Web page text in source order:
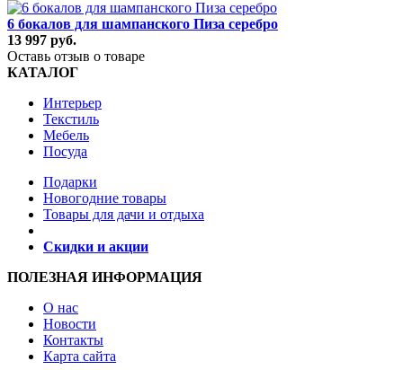
6 бокалов для шампанcкого Пиза серебро
13 997 руб.
Оставь отзыв о товаре
КАТАЛОГ
Интерьер
Текстиль
Мебель
Посуда
Подарки
Новогодние товары
Товары для дачи и отдыха
Скидки и акции
ПОЛЕЗНАЯ ИНФОРМАЦИЯ
О нас
Новости
Контакты
Карта сайта